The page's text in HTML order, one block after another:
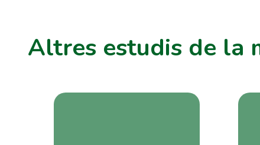
Altres estudis de la